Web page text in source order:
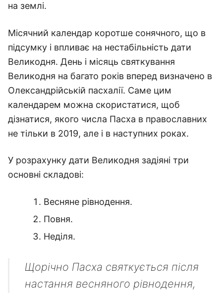
на землі.
Місячний календар коротше сонячного, що в
підсумку і впливає на нестабільність дати
Великодня. День і місяць святкування
Великодня на багато років вперед визначено в
Олександрійській пасхалії. Саме цим
календарем можна скористатися, щоб
дізнатися, якого числа Пасха в православних
не тільки в 2019, але і в наступних роках.
У розрахунку дати Великодня задіяні три
основні складові:
Весняне рівнодення.
Повня.
Неділя.
Щорічно Пасха святкується після
настання весняного рівнодення,